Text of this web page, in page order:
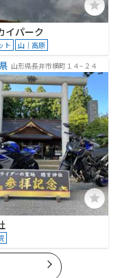
イパーク
ト 山｜高原
山形県長井市横町１４−２４